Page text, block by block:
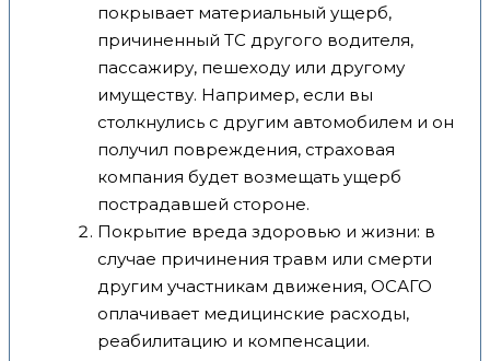
покрывает материальный ущерб,
причиненный ТС другого водителя,
пассажиру, пешеходу или другому
имуществу. Например, если вы
столкнулись с другим автомобилем и он
получил повреждения, страховая
компания будет возмещать ущерб
пострадавшей стороне.
Покрытие вреда здоровью и жизни: в
случае причинения травм или смерти
другим участникам движения, ОСАГО
оплачивает медицинские расходы,
реабилитацию и компенсации.